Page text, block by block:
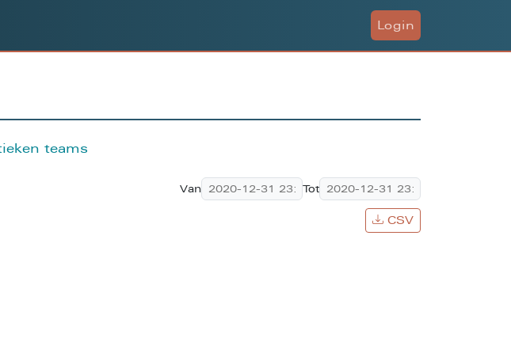
Login
teams
Van Tot
CSV